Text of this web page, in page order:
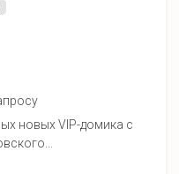
новых VIP-домика с